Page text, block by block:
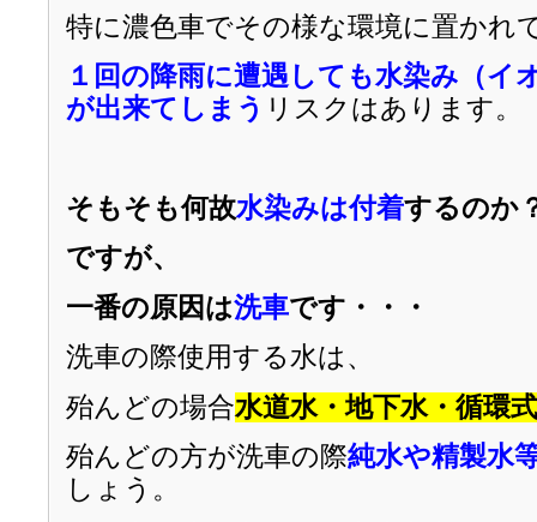
特に濃色車でその様な環境に置かれ
１回の降雨に遭遇しても水染み（イ
が出来てしまう リスクはあります。
そもそも何故水染みは付着するのか
ですが、
一番の原因は洗車です・・・
洗車の際使用する水は、
殆んどの場合水道水・地下水・循環
殆んどの方が洗車の際純水や精製水
しょう。